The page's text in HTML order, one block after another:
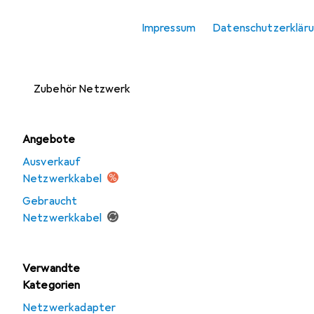
Impressum
Zubehör Netzwerk
Angebote
Ausverkauf
Netzwerkkabel
Gebraucht
Netzwerkkabel
Verwandte
Kategorien
Netzwerkadapter